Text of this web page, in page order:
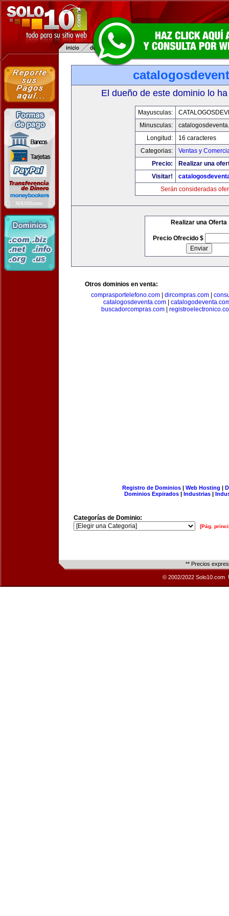
El dueño de este dominio lo
Mayusculas:
Minusculas:
Longitud:
16 caracteres
Categorias:
Ventas y
Precio:
Realizar una
Visitar!
Serán consideradas
Realizar una Oferta
Precio Ofrecido $
Otros dominios en venta:
comprasportelefono.com
dircompras.com
catalogosdeventa.com
buscadorcompras.com
Registro de Dominios| Web Hosting |
Dominios Expirados | Industrias |
Categorías de Dominio:
[Pág.
** Precios
© 2002/2022 Solo10.com